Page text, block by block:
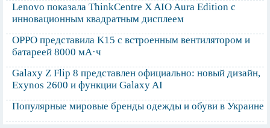
Lenovo показала ThinkCentre X AIO Aura Edition с
инновационным квадратным дисплеем
OPPO представила K15 с встроенным вентилятором и
батареей 8000 мА·ч
Galaxy Z Flip 8 представлен официально: новый дизайн,
Exynos 2600 и функции Galaxy AI
Популярные мировые бренды одежды и обуви в Украине